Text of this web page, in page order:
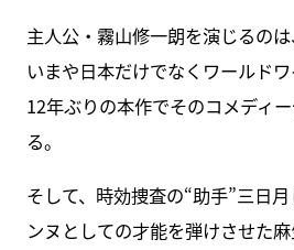
主人公・霧山修一朗を演じるのは
いまや日本だけでなくワールドワ
12年ぶりの本作でそのコメディ
る。
そして、時効捜査の“助手”三日
ンヌとしての才能を弾けさせた